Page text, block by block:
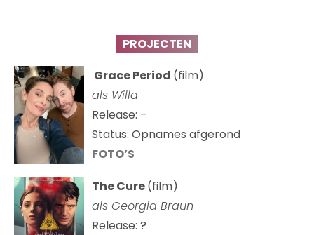
PROJECTEN
Grace Period (film)
als Willa
Release: –
Status: Opnames afgerond
FOTO’S
The Cure(film)
als Georgia Braun
Release: ?